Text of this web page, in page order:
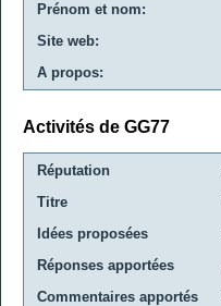
Prénom et nom:
Site web:
A propos:
Activités de GG77
Réputation
Titre
Idées proposées
Réponses apportées
Commentaires apportés